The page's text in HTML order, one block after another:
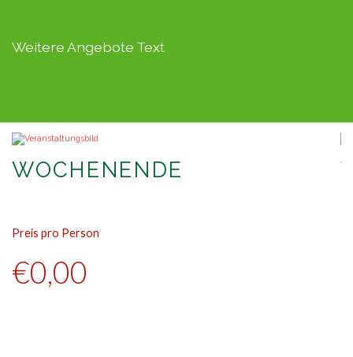
WOCHENENDE
Preis pro Person
€0,00
Weitere Angebote Text